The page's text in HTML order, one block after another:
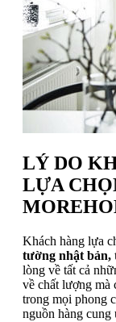
LÝ DO
LỰA
Khách hàng lựa
tường nhật
lòng về tất cả
về chất lượng mà
trong mọi phong
nguồn hàng cung